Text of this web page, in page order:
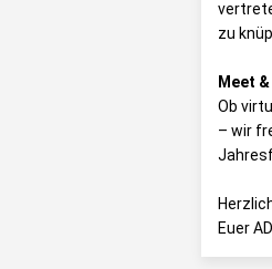
zu
Meet
Ob
– wir
Euer